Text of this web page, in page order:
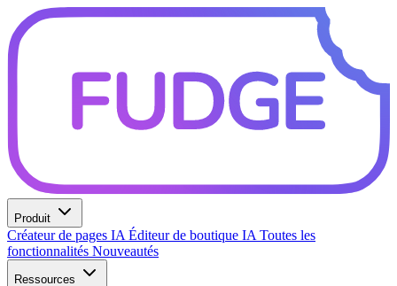
Produit
Créateur de pages IA Éditeur de boutique IA Toutes les
fonctionnalités Nouveautés
Ressources